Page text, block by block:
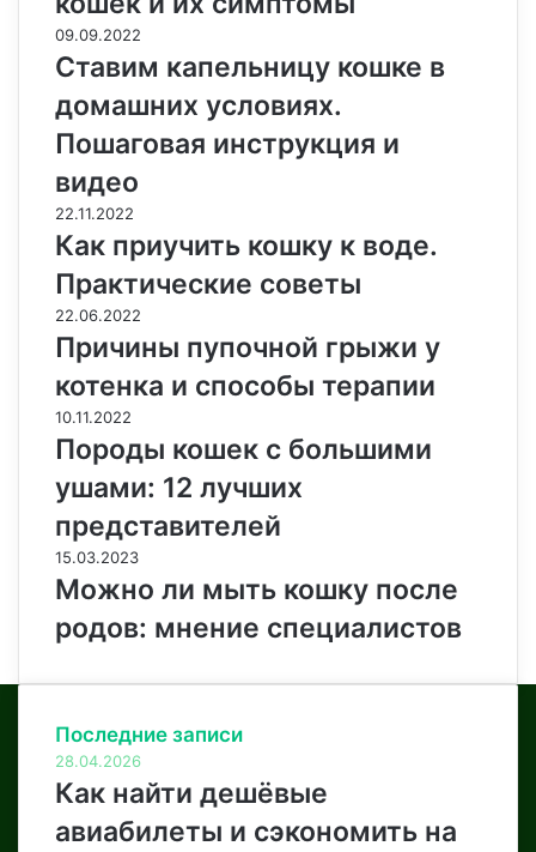
09.09.2022
Ставим капельницу кошке в
домашних условиях.
Пошаговая инструкция и
видео
22.11.2022
Как приучить кошку к воде.
Практические советы
22.06.2022
Причины пупочной грыжи у
котенка и способы терапии
10.11.2022
Породы кошек с большими
ушами: 12 лучших
представителей
15.03.2023
Можно ли мыть кошку после
родов: мнение специалистов
Последние записи
28.04.2026
Как найти дешёвые
авиабилеты и сэкономить на